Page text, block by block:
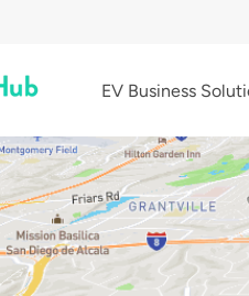
EV Business